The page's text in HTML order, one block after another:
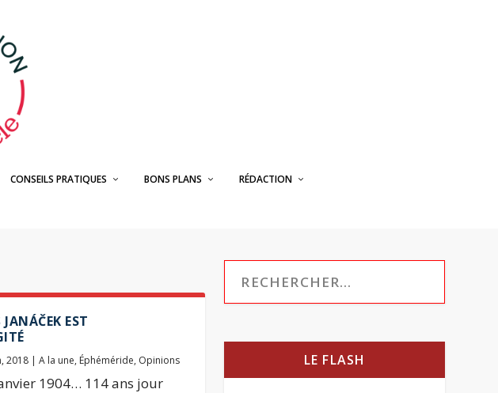
CONSEILS PRATIQUES BONS PLANS RÉDACTION
EST
2018| A la une, Éphéméride, Opinions
1904… 114 ans jour
LE FLASH